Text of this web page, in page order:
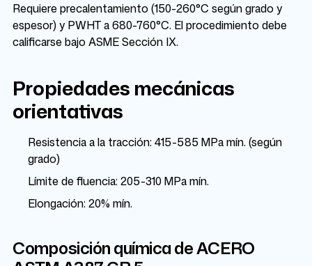
Requiere precalentamiento (150-260°C según grado y
espesor) y PWHT a 680-760°C. El procedimiento debe
calificarse bajo ASME Sección IX.
Propiedades mecánicas
orientativas
Resistencia a la tracción: 415-585 MPa mín. (según
grado)
Límite de fluencia: 205-310 MPa mín.
Elongación: 20% mín.
Composición química de ACERO